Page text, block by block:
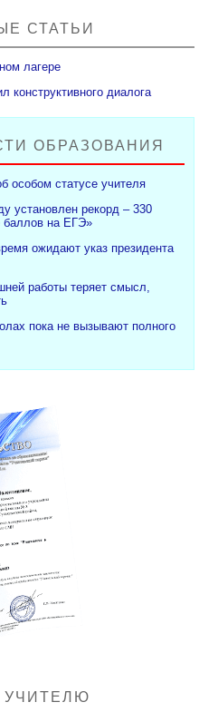
СТАТЬИ
лагере
конструктивного диалога
ОБРАЗОВАНИЯ
особом статусе учителя
установлен рекорд – 330
баллов на ЕГЭ»
ожидают указ президента
работы теряет смысл,
пока не вызывают полного